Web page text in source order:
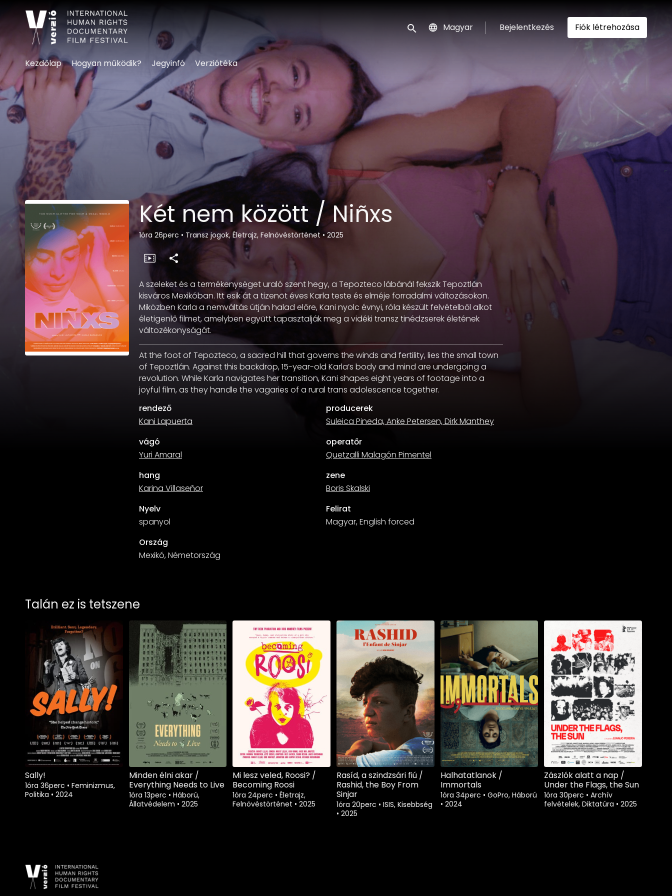
Kisegítő lehetőségek linkek
Keresés indítása
Magyar Bejelentkezés Fiók létrehozása
Kezdőlap Hogyan működik? Jegyinfó Verziótéka
Két nem között / Niñxs
1óra 26perc • Transz jogok, Életrajz, Felnövéstörténet• 2025
A szeleket és a termékenységet uraló szent hegy, a Tepozteco lábánál fekszik Tepoztlán
kisváros Mexikóban. Itt esik át a tizenöt éves Karla teste és elméje forradalmi változásokon.
Miközben Karla a nemváltás útján halad előre, Kani nyolc évnyi, róla készült felvételből alkot
életigenlő filmet, amelyben együtt tapasztalják meg a vidéki transz tinédzserek életének
változékonyságát.
At the foot of Tepozteco, a sacred hill that governs the winds and fertility, lies the small town
of Tepoztlán. Against this backdrop, 15-year-old Karla’s body and mind are undergoing a
revolution. While Karla navigates her transition, Kani shapes eight years of footage into a
joyful film, as they handle the vagaries of a rural trans adolescence together.
rendező
Kani Lapuerta
producerek
Suleica Pineda, Anke Petersen, Dirk Manthey
vágó
Yuri Amaral
operatőr
Quetzalli Malagón Pimentel
hang
Karina Villaseñor
zene
Boris Skalski
Nyelv
spanyol
Felirat
Magyar, English forced
Ország
Mexikó, Németország
Talán ez is tetszene
Sally!
1óra 36perc • Feminizmus,
Politika • 2024
Minden élni akar /
Everything Needs to Live
1óra 13perc • Háború,
Állatvédelem • 2025
Mi lesz veled, Roosi? /
Becoming Roosi
1óra 24perc • Életrajz,
Felnövéstörténet • 2025
Rasíd, a szindzsári fiú /
Rashid, the Boy From
Sinjar
1óra 20perc • ISIS, Kisebbség
• 2025
Halhatatlanok /
Immortals
1óra 34perc • GoPro, Háború
• 2024
Zászlók alatt a nap /
Under the Flags, the Sun
1óra 30perc • Archív
felvételek, Diktatúra • 2025